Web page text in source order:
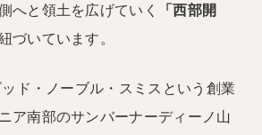
へと領土を広げていく
「西部開
づいています。
ッド・ノーブル・スミスという創業
ア南部のサンバーナーディーノ山